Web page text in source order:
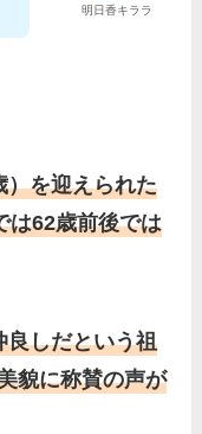
明日香キララ
）を迎えられた
は62歳前後では
良しだという祖
貌に称賛の声が